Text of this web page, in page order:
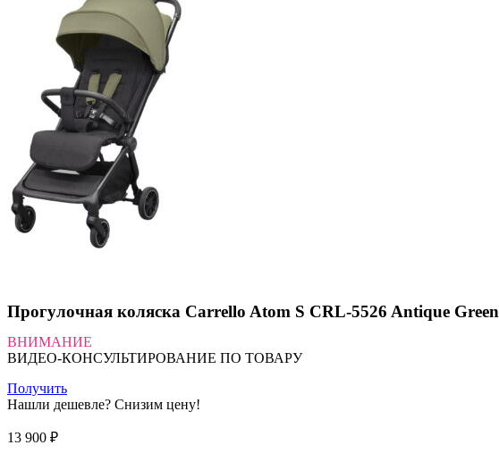
Прогулочная коляска Carrello Atom S CRL-5526 Antique Green
ВНИМАНИЕ
ВИДЕО-КОНСУЛЬТИРОВАНИЕ ПО ТОВАРУ
Получить
Нашли дешевле? Снизим цену!
13 900 ₽